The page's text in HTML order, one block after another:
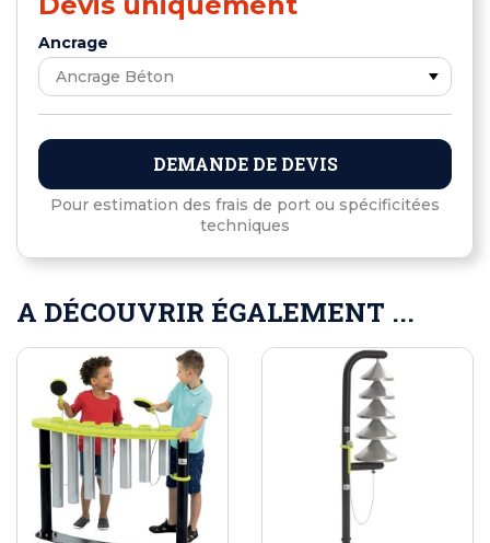
Ancrage
DEMANDE DE DEVIS
Pour estimation des frais de port ou spécificitées
techniques
A DÉCOUVRIR ÉGALEMENT ...